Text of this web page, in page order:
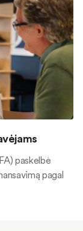
paskelbė
pagal